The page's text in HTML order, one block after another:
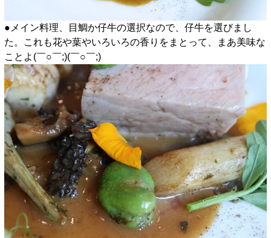
●メイン料理、目鯛か仔牛の選択なので、仔牛を選びまし
た。これも花や葉やいろいろの香りをまとって、まあ美味な
ことよ(￣○￣;)(￣○￣;)